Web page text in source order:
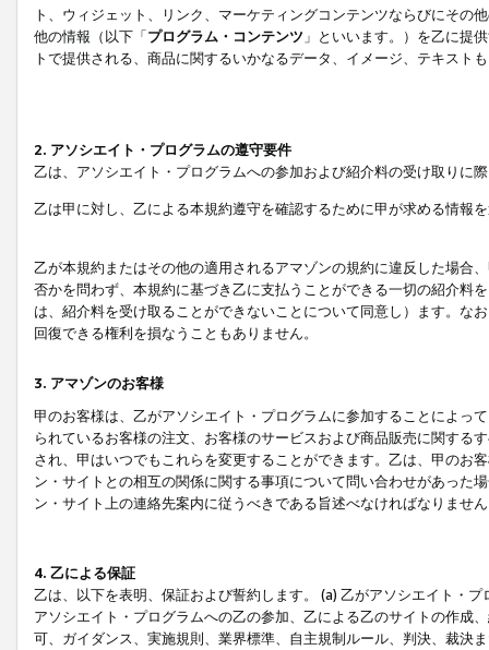
ト、ウィジェット、リンク、マーケティングコンテンツならびにその
他の情報（以下「プログラム・コンテンツ 」といいます。）を乙に提
トで提供される、商品に関するいかなるデータ、イメージ、テキス
2. アソシエイト・プログラムの遵守要件
乙は、アソシエイト・プログラムへの参加および紹介料の受け取りに
乙は甲に対し、乙による本規約遵守を確認するために甲が求める情報
乙が本規約またはその他の適用されるアマゾンの規約に違反した場合
否かを問わず、本規約に基づき乙に支払うことができる一切の紹介料
は、紹介料を受け取ることができないことについて同意し）ます。な
回復できる権利を損なうこともありません。
3. アマゾンのお客様
甲のお客様は、乙がアソシエイト・プログラムに参加することによっ
られているお客様の注文、お客様のサービスおよび商品販売に関する
され、甲はいつでもこれらを変更することができます。乙は、甲のお
ン・サイトとの相互の関係に関する事項について問い合わせがあった
ン・サイト上の連絡先案内に従うべきである旨述べなければなりませ
4. 乙による保証
乙は、以下を表明、保証および誓約します。 (a) 乙がアソシエイト・
アソシエイト・プログラムへの乙の参加、乙による乙のサイトの作成
可、ガイダンス、実施規則、業界標準、自主規制ルール、判決、裁決